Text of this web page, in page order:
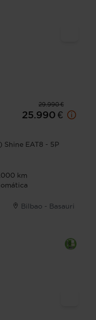
29.990 €
25.990 €
Shine EAT8 - 5P
km
Bilbao - Basauri